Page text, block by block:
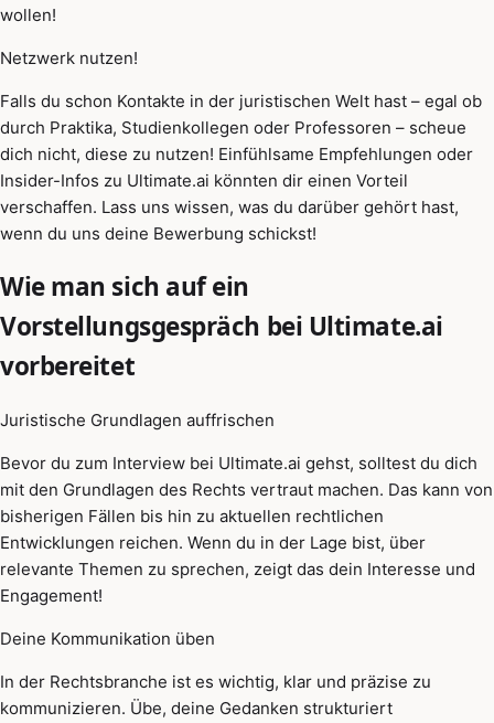
wollen!
Netzwerk nutzen!
Falls du schon Kontakte in der juristischen Welt hast – egal ob
durch Praktika, Studienkollegen oder Professoren – scheue
dich nicht, diese zu nutzen! Einfühlsame Empfehlungen oder
Insider-Infos zu Ultimate.ai könnten dir einen Vorteil
verschaffen. Lass uns wissen, was du darüber gehört hast,
wenn du uns deine Bewerbung schickst!
Wie man sich auf ein
Vorstellungsgespräch bei Ultimate.ai
vorbereitet
Juristische Grundlagen auffrischen
Bevor du zum Interview bei Ultimate.ai gehst, solltest du dich
mit den Grundlagen des Rechts vertraut machen. Das kann von
bisherigen Fällen bis hin zu aktuellen rechtlichen
Entwicklungen reichen. Wenn du in der Lage bist, über
relevante Themen zu sprechen, zeigt das dein Interesse und
Engagement!
Deine Kommunikation üben
In der Rechtsbranche ist es wichtig, klar und präzise zu
kommunizieren. Übe, deine Gedanken strukturiert